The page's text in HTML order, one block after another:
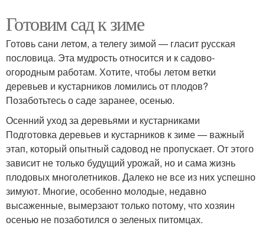
Готовим сад к зиме
Готовь сани летом, а телегу зимой — гласит русская
пословица. Эта мудрость относится и к садово-
огородным работам. Хотите, чтобы летом ветки
деревьев и кустарников ломились от плодов?
Позаботьтесь о саде заранее, осенью.
Осенний уход за деревьями и кустарниками
Подготовка деревьев и кустарников к зиме — важный
этап, который опытный садовод не пропускает. От этого
зависит не только будущий урожай, но и сама жизнь
плодовых многолетников. Далеко не все из них успешно
зимуют. Многие, особенно молодые, недавно
высаженные, вымерзают только потому, что хозяин
осенью не позаботился о зеленых питомцах.